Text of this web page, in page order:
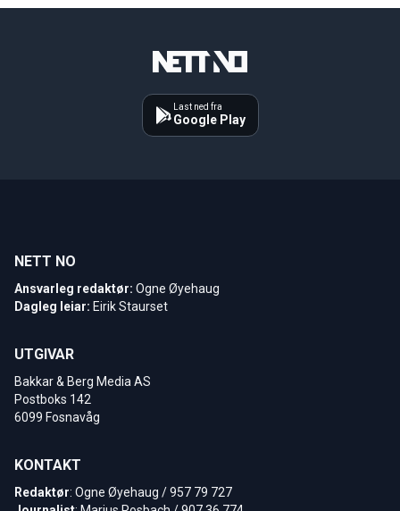
Last ned fra
Google Play
NETT NO
Ansvarleg redaktør: Ogne Øyehaug
Dagleg leiar: Eirik Staurset
UTGIVAR
Bakkar & Berg Media AS
Postboks 142
6099 Fosnavåg
KONTAKT
Redaktør: Ogne Øyehaug / 957 79 727